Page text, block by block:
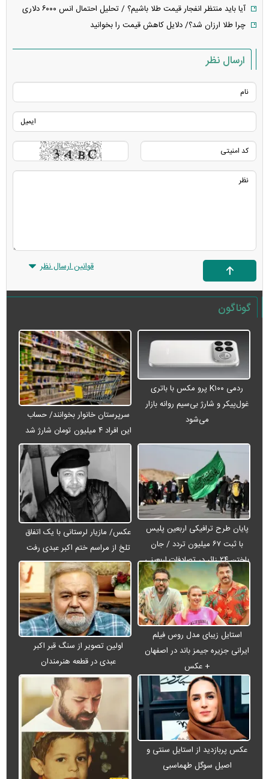
آیا باید منتظر انفجار قیمت طلا باشیم؟ / تحلیل احتمال انس ۶۰۰۰ دلاری
چرا طلا ارزان شد؟/ دلایل کاهش قیمت را بخوانید
ارسال نظر
قوانین ارسال نظر
گوناگون
ردمی K۱۰۰ پرو مکس با باتری
غول‌پیکر و شارژ بی‌سیم روانه بازار
می‌شود
سرپرستان خانوار بخوانند/ حساب
این افراد ۴ میلیون تومان شارژ شد
پایان طرح ترافیکی اربعین پلیس
با ثبت ۶۷ میلیون تردد / جان
باختن ۲۴ زائر در تصادفات اربعینی
عکس/ مازیار لرستانی با یک اتفاق
تلخ از مراسم ختم اکبر عبدی رفت
استایل زیبای مدل روس فیلم
ایرانی جزیره جیمز باند در اصفهان
+ عکس
اولین تصویر از سنگ قبر اکبر
عبدی در قطعه هنرمندان
عکس پربازدید از استایل سنتی و
اصیل سوگل طهماسبی